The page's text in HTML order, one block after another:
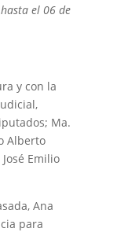
el 06 de
y con la
Ma.
Alberto
Emilio
Ana
para